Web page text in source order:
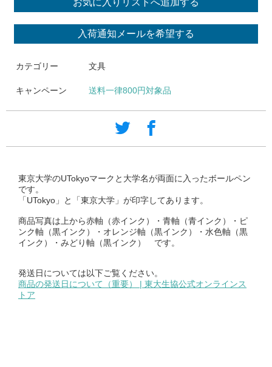
お気に入りリストへ追加する
入荷通知メールを希望する
カテゴリー 文具
キャンペーン 送料一律800円対象品
東京大学のUTokyoマークと大学名が両面に入ったボールペン
です。
「UTokyo」と「東京大学」が印字してあります。
商品写真は上から赤軸（赤インク）・青軸（青インク）・ピ
ンク軸（黒インク）・オレンジ軸（黒インク）・水色軸（黒
インク）・みどり軸（黒インク） です。
発送日については以下ご覧ください。
商品の発送日について（重要） | 東大生協公式オンラインス
トア